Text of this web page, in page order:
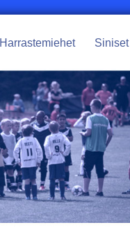
Harrastemiehet Siniset